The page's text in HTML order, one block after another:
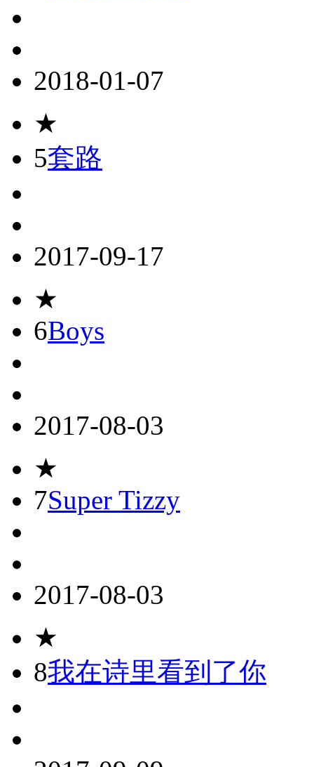
2018-01-07
★
5套路
2017-09-17
★
6Boys
2017-08-03
★
7Super Tizzy
2017-08-03
★
8我在诗里看到了你